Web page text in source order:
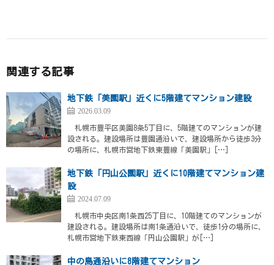
関連する記事
地下鉄「美園駅」近くに5階建てマンション建設
2026.03.09
札幌市豊平区美園8条5丁目に、5階建てのマンションが建
設される。建設場所は豊園通沿いで、建設場所から徒歩3分
の場所に、札幌市営地下鉄東豊線「美園駅」[…]
地下鉄「円山公園駅」近くに10階建てマンション建
設
2024.07.09
札幌市中央区南1条西25丁目に、10階建てのマンションが
建設される。建設場所は南1条通沿いで、徒歩1分の場所に、
札幌市営地下鉄東西線「円山公園駅」が[…]
中の島通沿いに8階建てマンション